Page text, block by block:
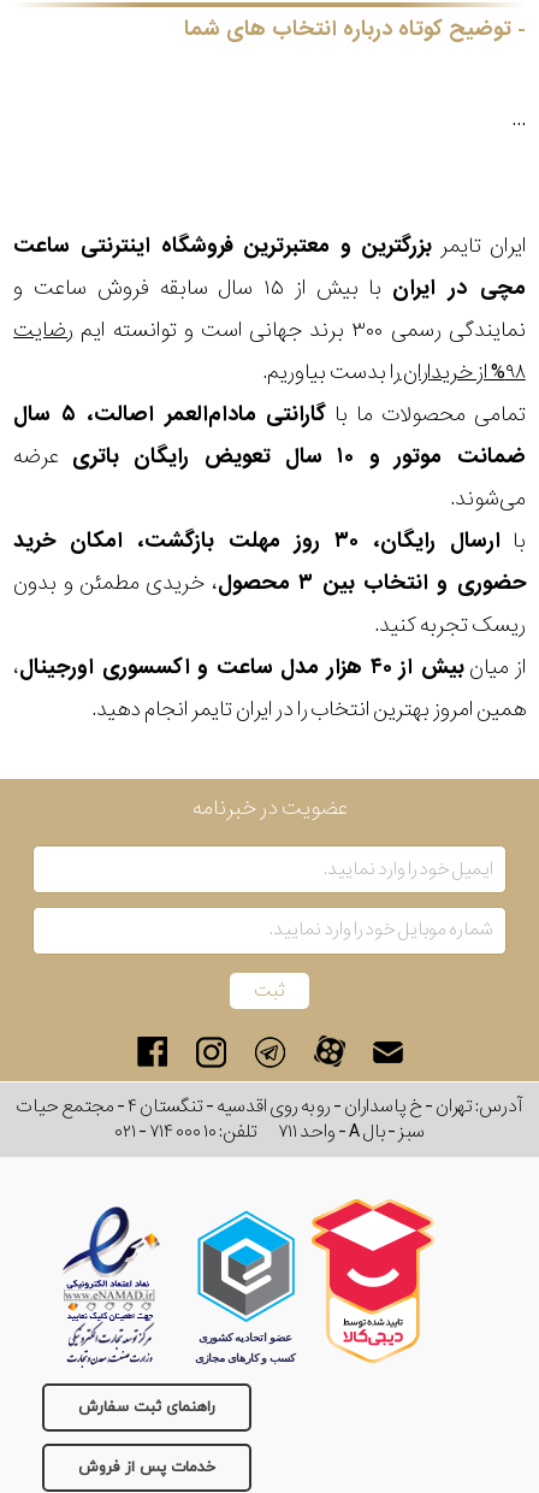
توضیح کوتاه درباره انتخاب های شما
...
ایران تایمر بزرگترین و معتبرترین فروشگاه اینترنتی ساعت
مچی در ایران
با بیش از ۱۵ سال سابقه فروش ساعت و
نمایندگی رسمی ۳۰۰ برند جهانی است و توانسته ایم
رضایت
۹۸% از خریداران
را بدست بیاوریم.
تمامی محصولات ما با
گارانتی مادام‌العمر اصالت، ۵ سال
ضمانت موتور و ۱۰ سال تعویض رایگان باتری
عرضه
می‌شوند.
با
ارسال رایگان، ۳۰ روز مهلت بازگشت، امکان خرید
حضوری و انتخاب بین ۳ محصول
، خریدی مطمئن و بدون
ریسک تجربه کنید.
از میانبیش از ۴۰ هزار مدل ساعت و اکسسوری اورجینال
،
همین امروز بهترین انتخاب را در ایران تایمر انجام دهید.
هایتون
بیشتر...
نوع
محصول
جنس
بکاررفته
بکار
رفته
منبع
کشور
برند
سایز
بند
عضویت در خبرنامه
آدرس: تهران - خ پاسداران - رو به روی اقدسیه - تنگستان ۴ - مجتمع حیات
سبز - بال A - واحد ۷۱۱
تلفن:۰۲۱ - ۷۱۴ ۰۰۰ ۱۰
راهنمای ثبت سفارش
خدمات پس از فروش